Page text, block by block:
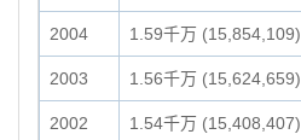
2004 1.59千万 (15,854,109)
2003 1.56千万 (15,624,659)
2002 1.54千万 (15,408,407)